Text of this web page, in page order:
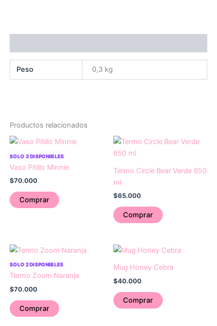
Peso 0,3 kg
Productos relacionados
SOLO 3 DISPONIBLES
Vaso Pitillo Minnie
$70.000
Comprar
Termo Circle Bear Verde 650
ml
$65.000
Comprar
SOLO 2 DISPONIBLES
Termo Zoom Naranja
$70.000
Comprar
Mug Honey Cebra
$40.000
Comprar